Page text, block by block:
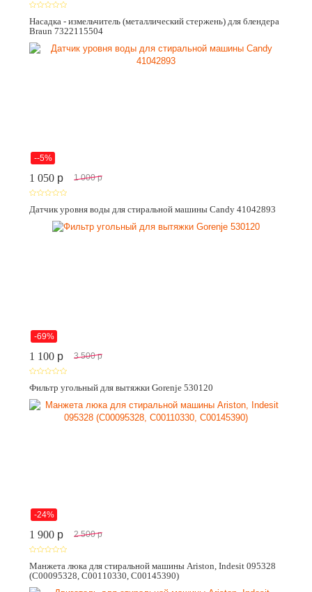
Насадка - измельчитель (металлический стержень) для блендера
Braun 7322115504
--5%
1 050 p 1 000 p
Датчик уровня воды для стиральной машины Candy 41042893
-69%
1 100 p 3 500 p
Фильтр угольный для вытяжки Gorenje 530120
-24%
1 900 p 2 500 p
Манжета люка для стиральной машины Ariston, Indesit 095328
(C00095328, C00110330, C00145390)